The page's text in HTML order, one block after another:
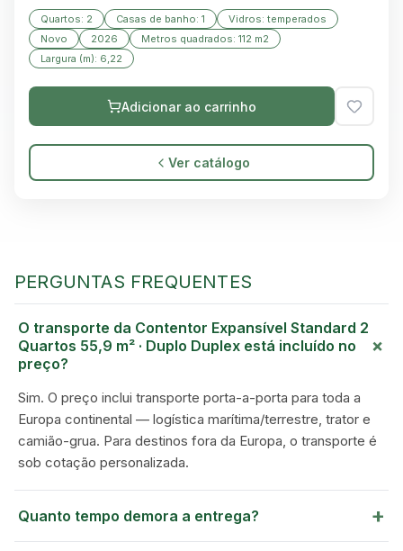
Quartos: 2 Casas de banho: 1
Vidros: temperados
Novo
2026
Metros quadrados: 112 m2
Largura (m): 6,22
Adicionar ao carrinho
Ver catálogo
PERGUNTAS FREQUENTES
O transporte da Contentor Expansível Standard 2
Quartos 55,9 m² · Duplo Duplex está incluído no
preço?
+
Sim. O preço inclui transporte porta-a-porta para toda a
Europa continental — logística marítima/terrestre, trator e
camião-grua. Para destinos fora da Europa, o transporte é
sob cotação personalizada.
Quanto tempo demora a entrega? +